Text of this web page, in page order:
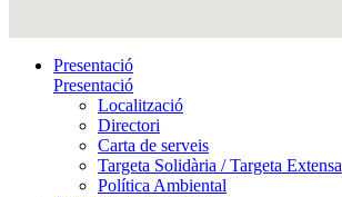
Presentació
Presentació
Localització
Directori
Carta de serveis
Targeta Solidària / Targeta Extensa
Política Ambiental